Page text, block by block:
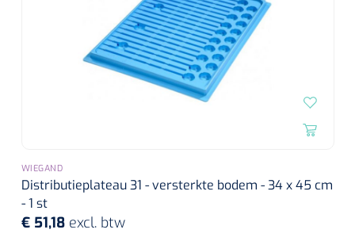
WIEGAND
Distributieplateau 31 - versterkte bodem - 34 x 45 cm
- 1 st
€ 51,18 excl. btw